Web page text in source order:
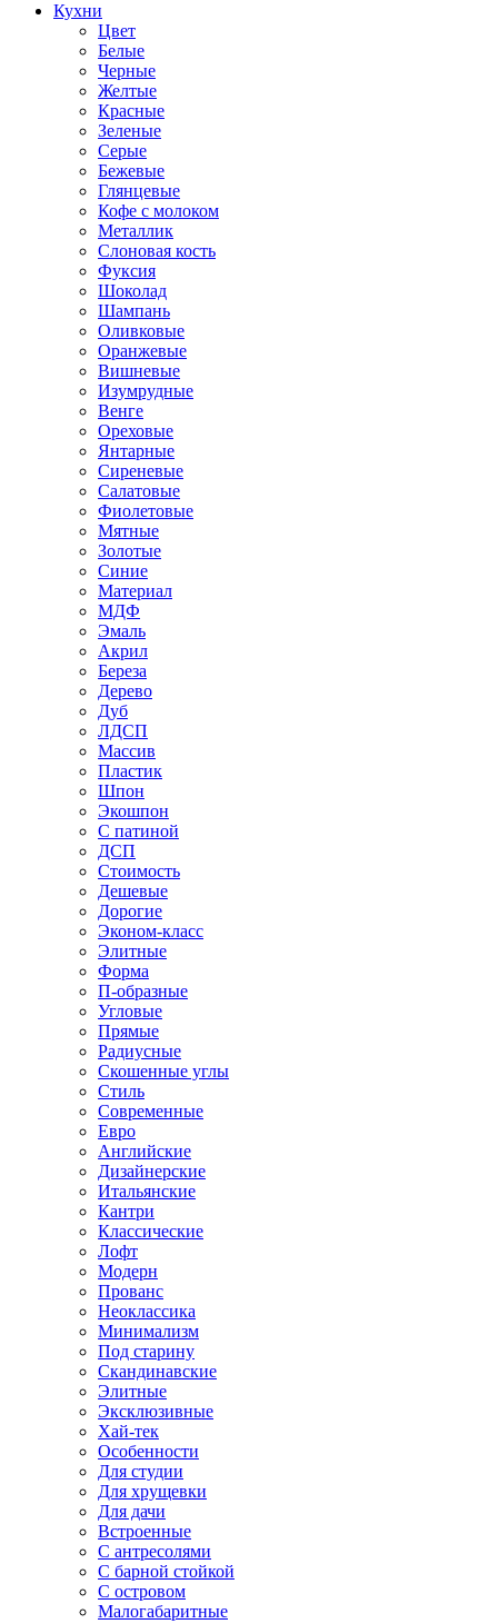
Кухни
Цвет
Белые
Черные
Желтые
Красные
Зеленые
Серые
Бежевые
Глянцевые
Кофе с молоком
Металлик
Слоновая кость
Фуксия
Шоколад
Шампань
Оливковые
Оранжевые
Вишневые
Изумрудные
Венге
Ореховые
Янтарные
Сиреневые
Салатовые
Фиолетовые
Мятные
Золотые
Синие
Материал
МДФ
Эмаль
Акрил
Береза
Дерево
Дуб
ЛДСП
Массив
Пластик
Шпон
Экошпон
С патиной
ДСП
Стоимость
Дешевые
Дорогие
Эконом-класс
Элитные
Форма
П-образные
Угловые
Прямые
Радиусные
Скошенные углы
Стиль
Современные
Евро
Английские
Дизайнерские
Итальянские
Кантри
Классические
Лофт
Модерн
Прованс
Неоклассика
Минимализм
Под старину
Скандинавские
Элитные
Эксклюзивные
Хай-тек
Особенности
Для студии
Для хрущевки
Для дачи
Встроенные
С антресолями
С барной стойкой
С островом
Малогабаритные